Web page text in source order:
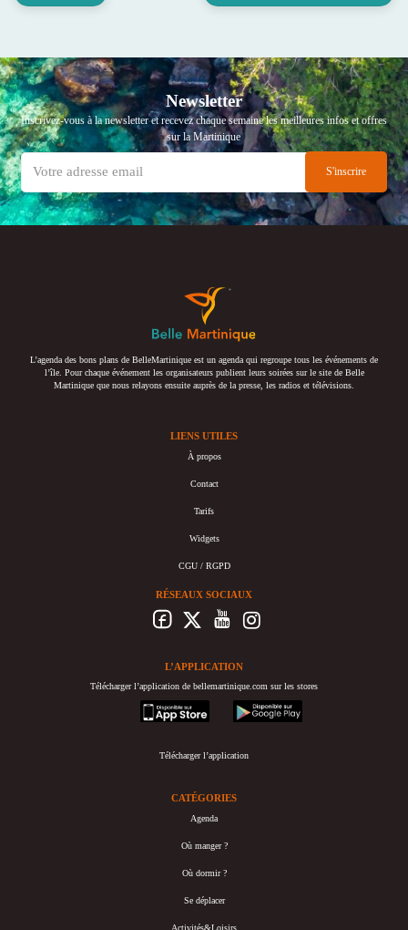
Newsletter
Inscrivez-vous à la newsletter et recevez chaque semaine les meilleures infos et offres
sur la Martinique
L’agenda des bons plans de BelleMartinique est un agenda qui regroupe tous les événements de
l’île. Pour chaque événement les organisateurs publient leurs soirées sur le site de Belle
Martinique que nous relayons ensuite auprès de la presse, les radios et télévisions.
LIENS UTILES
À propos
Contact
Tarifs
Widgets
CGU / RGPD
RÉSEAUX SOCIAUX
L’APPLICATION
Télécharger l’application de bellemartinique.com sur les stores
appstore
googleplay
Télécharger l’application
CATÉGORIES
Agenda
Où manger ?
Où dormir ?
Se déplacer
Activités&Loisirs